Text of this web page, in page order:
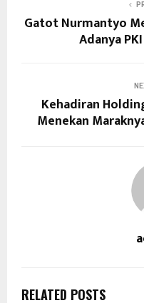
Gatot Nurmantyo
Adanya
Kehadiran
Menekan
RELATED POSTS